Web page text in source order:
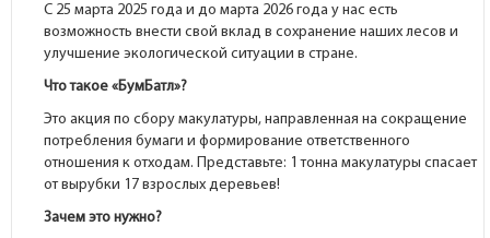
С 25 марта 2025 года и до марта 2026 года у нас есть
возможность внести свой вклад в сохранение наших лесов и
улучшение экологической ситуации в стране.
Что такое «БумБатл»?
Это акция по сбору макулатуры, направленная на сокращение
потребления бумаги и формирование ответственного
отношения к отходам. Представьте: 1 тонна макулатуры спасает
от вырубки 17 взрослых деревьев!
Зачем это нужно?